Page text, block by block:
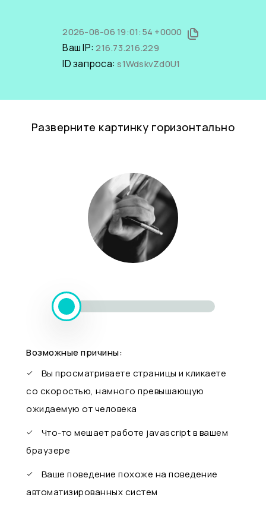
2026-08-06 19:01:54 +0000
Ваш IP:216.73.216.229
ID запроса:s1WdskvZd0U1
Разверните картинку горизонтально
Возможные причины:
Вы просматриваете страницы и кликаете
со скоростью, намного превышающую
ожидаемую от человека
Что-то мешает работе javascript в вашем
браузере
Ваше поведение похоже на поведение
автоматизированных систем